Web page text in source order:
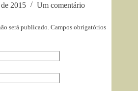
2015
Um comentário
será publicado. Campos obrigatórios